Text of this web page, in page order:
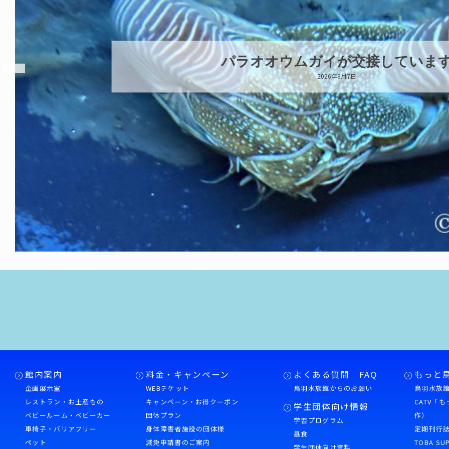
パラオオウムガイが交接していま
2026年8月7日
館内案内
企画展示室
レストラン・お土産もの
ベビールーム・ベビーカー
車椅子・バリアフリー
ペット
料金・キャンペーン
WEBチケット
キャンペーン・お得クーポン
団体プラン
身体障害者施設の団体様
減免申請書のご案内
よくある質問 FAQ
鳥羽水族館からのお願い
学生団体向け情報
学習プログラム
昼食
もっと
鳥羽水族
CATV「
作）
定期刊行
TOBA